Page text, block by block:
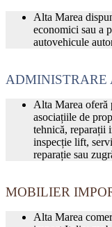
Alta Marea
economici sau a
autovehicule
ADMINISTRARE
Alta Marea oferă
asociațiile de
tehnică, reparații
inspecție lift,
reparație sau
MOBILIER
Alta Marea